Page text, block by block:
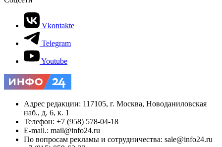
Vkontakte
Telegram
Youtube
Адрес редакции: 117105, г. Москва, Новоданиловская
наб., д. 6, к. 1
Телефон: +7 (958) 578-04-18
E-mail.: mail@info24.ru
По вопросам рекламы и сотрудничества: sale@info24.ru